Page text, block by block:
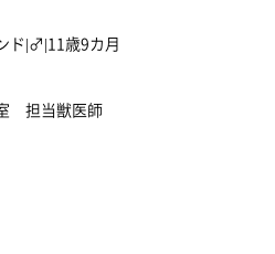
ド|♂|11歳9カ月
担当獣医師